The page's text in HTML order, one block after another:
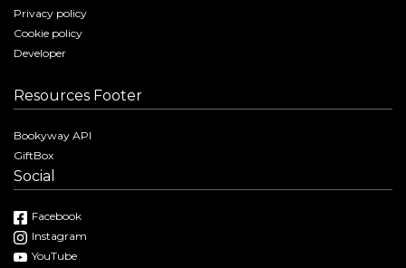
Privacy policy
Cookie policy
Developer
Resources Footer
Bookyway API
GiftBox
Social
Facebook
Instagram
YouTube